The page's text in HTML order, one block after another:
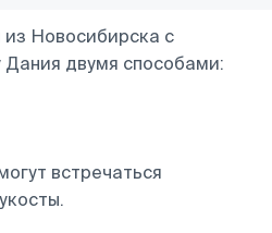
Новосибирска с
Дания двумя способами:
встречаться